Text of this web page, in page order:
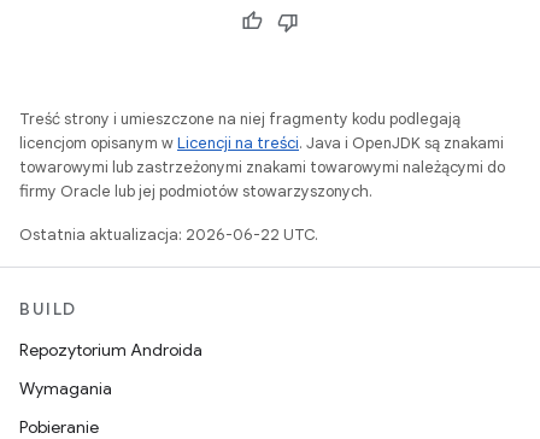
Treść strony i umieszczone na niej fragmenty kodu podlegają
licencjom opisanym wLicencji na treści. Java i OpenJDK są znakami
towarowymi lub zastrzeżonymi znakami towarowymi należącymi do
firmy Oracle lub jej podmiotów stowarzyszonych.
Ostatnia aktualizacja: 2026-06-22 UTC.
BUILD
Repozytorium Androida
Wymagania
Pobieranie